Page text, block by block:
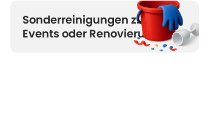
Sonderreinigungen z. B. nach
Events oder Renovierungen